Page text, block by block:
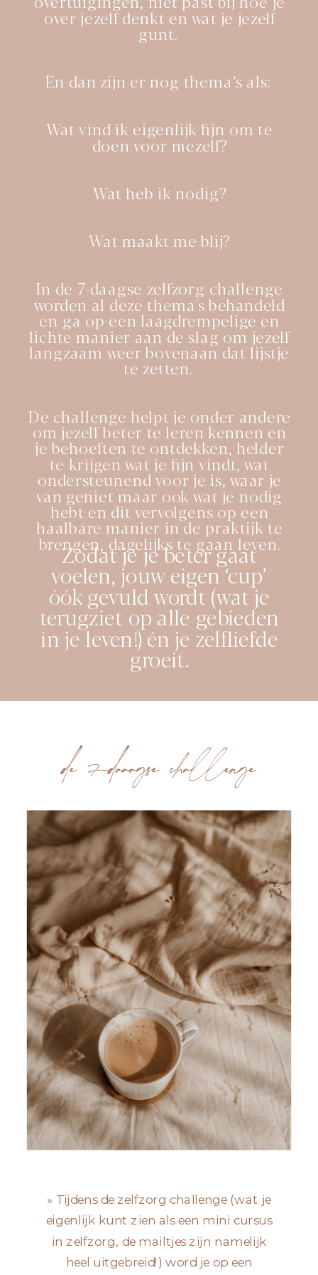
over jezelf denkt en wat je jezelf
gunt.
En dan zijn er nog thema’s als:
Wat vind ik eigenlijk fijn om te
doen voor mezelf?
Wat heb ik nodig?
Wat maakt me blij?
In de 7-daagse zelfzorg challenge
worden al deze thema's behandeld
en ga op een laagdrempelige en
lichte manier aan de slag om jezelf
langzaam weer bovenaan dat lijstje
te zetten.
De challenge helpt je onder andere
om jezelf beter te leren kennen en
je behoeften te ontdekken, helder
te krijgen wat je fijn vindt, wat
ondersteunend voor je is, waar je
van geniet maar ook wat je nodig
hebt en dit vervolgens op een
haalbare manier in de praktijk te
brengen, dagelijks te gaan leven.
Zodat je je beter gaat
voelen, jouw eigen ‘cup’
óók gevuld wordt (wat je
terugziet op alle gebieden
in je leven!) én je zelfliefde
groeit.
de 7-daaagse challenge
» Tijdens de zelfzorg challenge (wat je
eigenlijk kunt zien als een mini cursus
in zelfzorg, de mailtjes zijn namelijk
heel uitgebreid!) word je op een